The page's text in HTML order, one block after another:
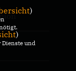
)
)
und